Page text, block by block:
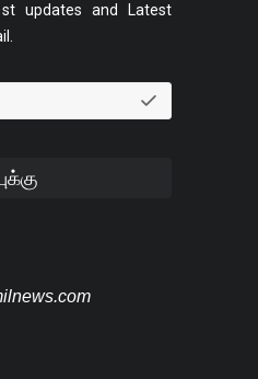
updates and Latest